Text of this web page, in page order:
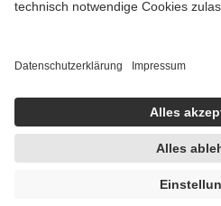
getroffen, um sicherzustellen, dass
https://help.etrusted.com/hc/de/
Einige Bilder und Inhalte wurden